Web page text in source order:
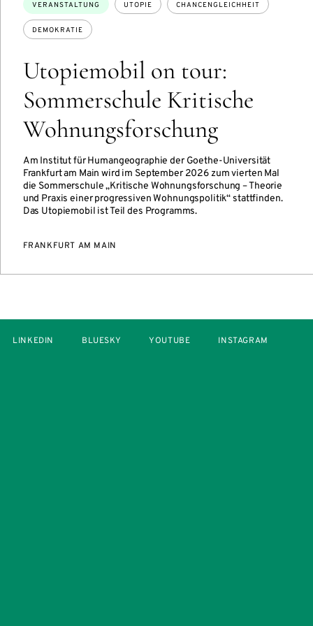
Utopiemobil on tour:
Sommerschule Kritische
Wohnungsforschung
Am Institut für Humangeographie der Goethe-Universität
Frankfurt am Main wird im September 2026 zum vierten Mal
die Sommerschule „Kritische Wohnungsforschung – Theorie
und Praxis einer progressiven Wohnungspolitik“ stattfinden.
Das Utopiemobil ist Teil des Programms.
Themen:
VERANSTALTUNG UTOPIE CHANCENGLEICHHEIT
DEMOKRATIE
FRANKFURT AM MAIN
LINKEDIN BLUESKY YOUTUBE INSTAGRAM